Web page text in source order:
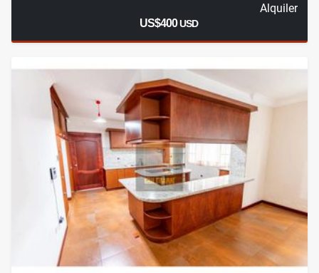
Alquiler
US$400USD